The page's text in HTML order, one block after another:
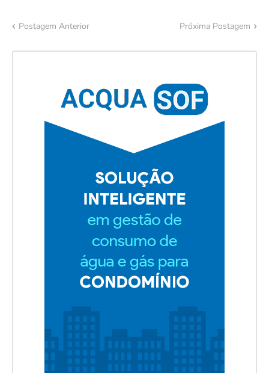
Postagem Anterior Próxima Postagem